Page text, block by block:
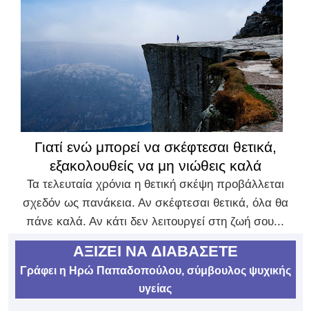
Γιατί ενώ μπορεί να σκέφτεσαι θετικά,
εξακολουθείς να μη νιώθεις καλά
Τα τελευταία χρόνια η θετική σκέψη προβάλλεται
σχεδόν ως πανάκεια. Αν σκέφτεσαι θετικά, όλα θα
πάνε καλά. Αν κάτι δεν λειτουργεί στη ζωή σου...
ΑΞΙΖΕΙ ΝΑ ΔΙΑΒΑΣΕΤΕ
Γράφει η Ηρώ Παπαδοπούλου, σύμβουλος ψυχικής
υγείας